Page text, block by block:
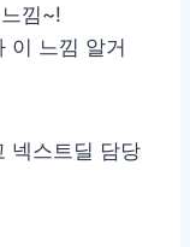
낌~!
이 느낌 알거
넥스트딜 담당